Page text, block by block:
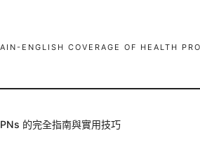
ENGLISH COVERAGE OF HEALTH
的完全指南與實用技巧